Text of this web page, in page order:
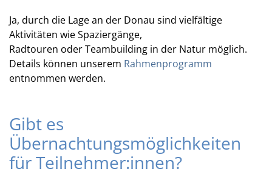
Ja, durch die Lage an der Donau sind vielfältige
Aktivitäten wie Spaziergänge,
Radtouren oder Teambuilding in der Natur möglich.
Details können unserem Rahmenprogramm
entnommen werden.
Gibt es
Übernachtungsmöglichkeiten
für Teilnehmer:innen?